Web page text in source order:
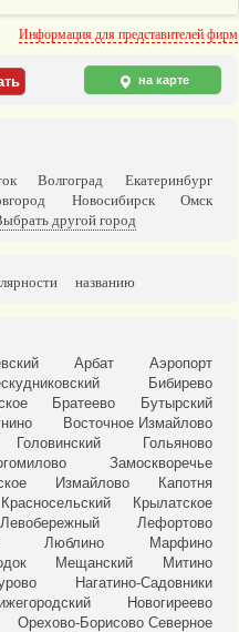
Информация для представителей фирм
на карте
Волгоград
Екатеринбург
Новосибирск
Омск
другой город
названию
Арбат
Аэропорт
Бибирево
Братеево
Бутырский
Восточное Измайлово
Головинский
Гольяново
Замоскворечье
Измайлово
Капотня
Красносельский
Крылатское
Левобережный
Лефортово
Люблино
Марфино
Мещанский
Митино
Нагатино-Садовники
Новогиреево
Орехово-Борисово Северное